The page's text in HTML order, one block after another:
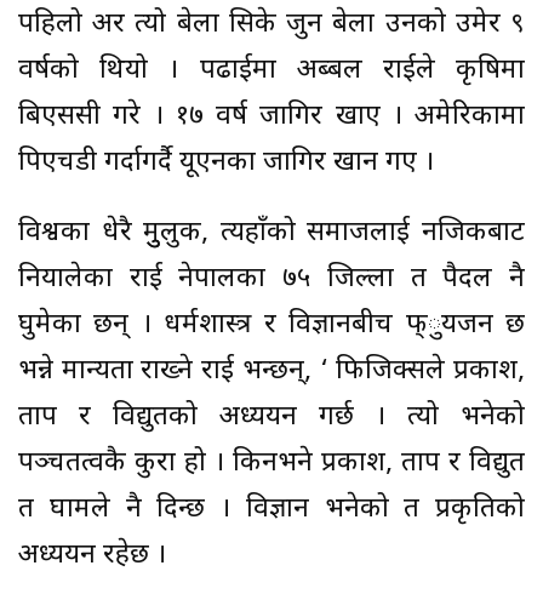
पहिलो अक्षर त्यो बेला सिके जुन बेला उनको उमेर ९
वर्षको थियो । पढाईमा अब्बल राईले कृषिमा
बिएससी गरे । १७ वर्ष जागिर खाए । अमेरिकामा
पिएचडी गर्दागर्दै यूएनका जागिर खान गए ।
विश्वका धेरै मुुलुक, त्यहाँको समाजलाई नजिकबाट
नियालेका राई नेपालका ७५ जिल्ला त पैदल नै
घुमेका छन् । धर्मशास्त्र र विज्ञानबीच फ्ुयजन छ
भन्ने मान्यता राख्ने राई भन्छन्, ‘ फिजिक्सले प्रकाश,
ताप र विद्युतको अध्ययन गर्छ । त्यो भनेको
पञ्चतत्वकै कुरा हो । किनभने प्रकाश, ताप र विद्युत
त घामले नै दिन्छ । विज्ञान भनेको त प्रकृतिको
अध्ययन रहेछ ।